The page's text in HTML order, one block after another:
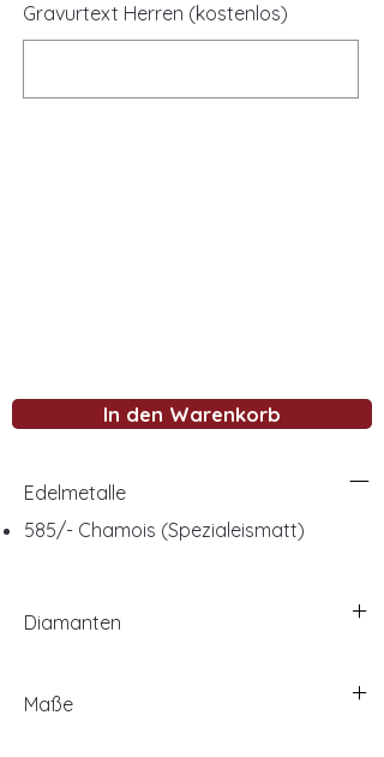
Gravurtext Herren (kostenlos)
In den Warenkorb
Edelmetalle
585/- Chamois (Spezialeismatt)
Diamanten
Maße